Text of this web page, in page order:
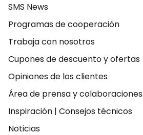
SMS News
Programas de cooperación
Trabaja con nosotros
Cupones de descuento y ofertas
Opiniones de los clientes
Área de prensa y colaboraciones
Inspiración | Consejos técnicos
Noticias